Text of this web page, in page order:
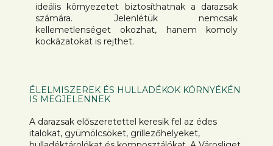
ideális környezetet biztosíthatnak a darazsak
számára. Jelenlétük nemcsak
kellemetlenséget okozhat, hanem komoly
kockázatokat is rejthet.
ÉLELMISZEREK ÉS HULLADÉKOK KÖRNYÉKÉN
IS MEGJELENNEK
A darazsak előszeretettel keresik fel az édes
italokat, gyümölcsöket, grillezőhelyeket,